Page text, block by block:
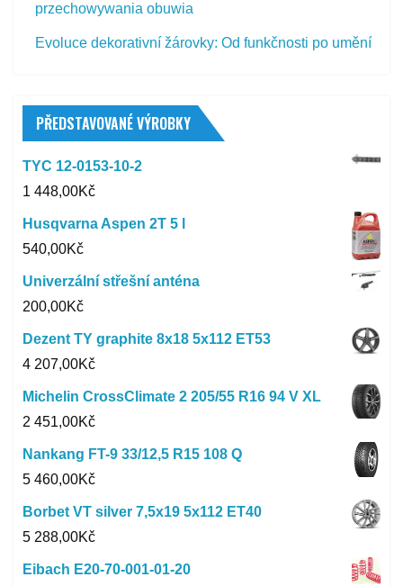
przechowywania obuwia
Evoluce dekorativní žárovky: Od funkčnosti po umění
PŘEDSTAVOVANÉ VÝROBKY
TYC 12-0153-10-2
1 448,00Kč
Husqvarna Aspen 2T 5 l
540,00Kč
Univerzální střešní anténa
200,00Kč
Dezent TY graphite 8x18 5x112 ET53
4 207,00Kč
Michelin CrossClimate 2 205/55 R16 94 V XL
2 451,00Kč
Nankang FT-9 33/12,5 R15 108 Q
5 460,00Kč
Borbet VT silver 7,5x19 5x112 ET40
5 288,00Kč
Eibach E20-70-001-01-20